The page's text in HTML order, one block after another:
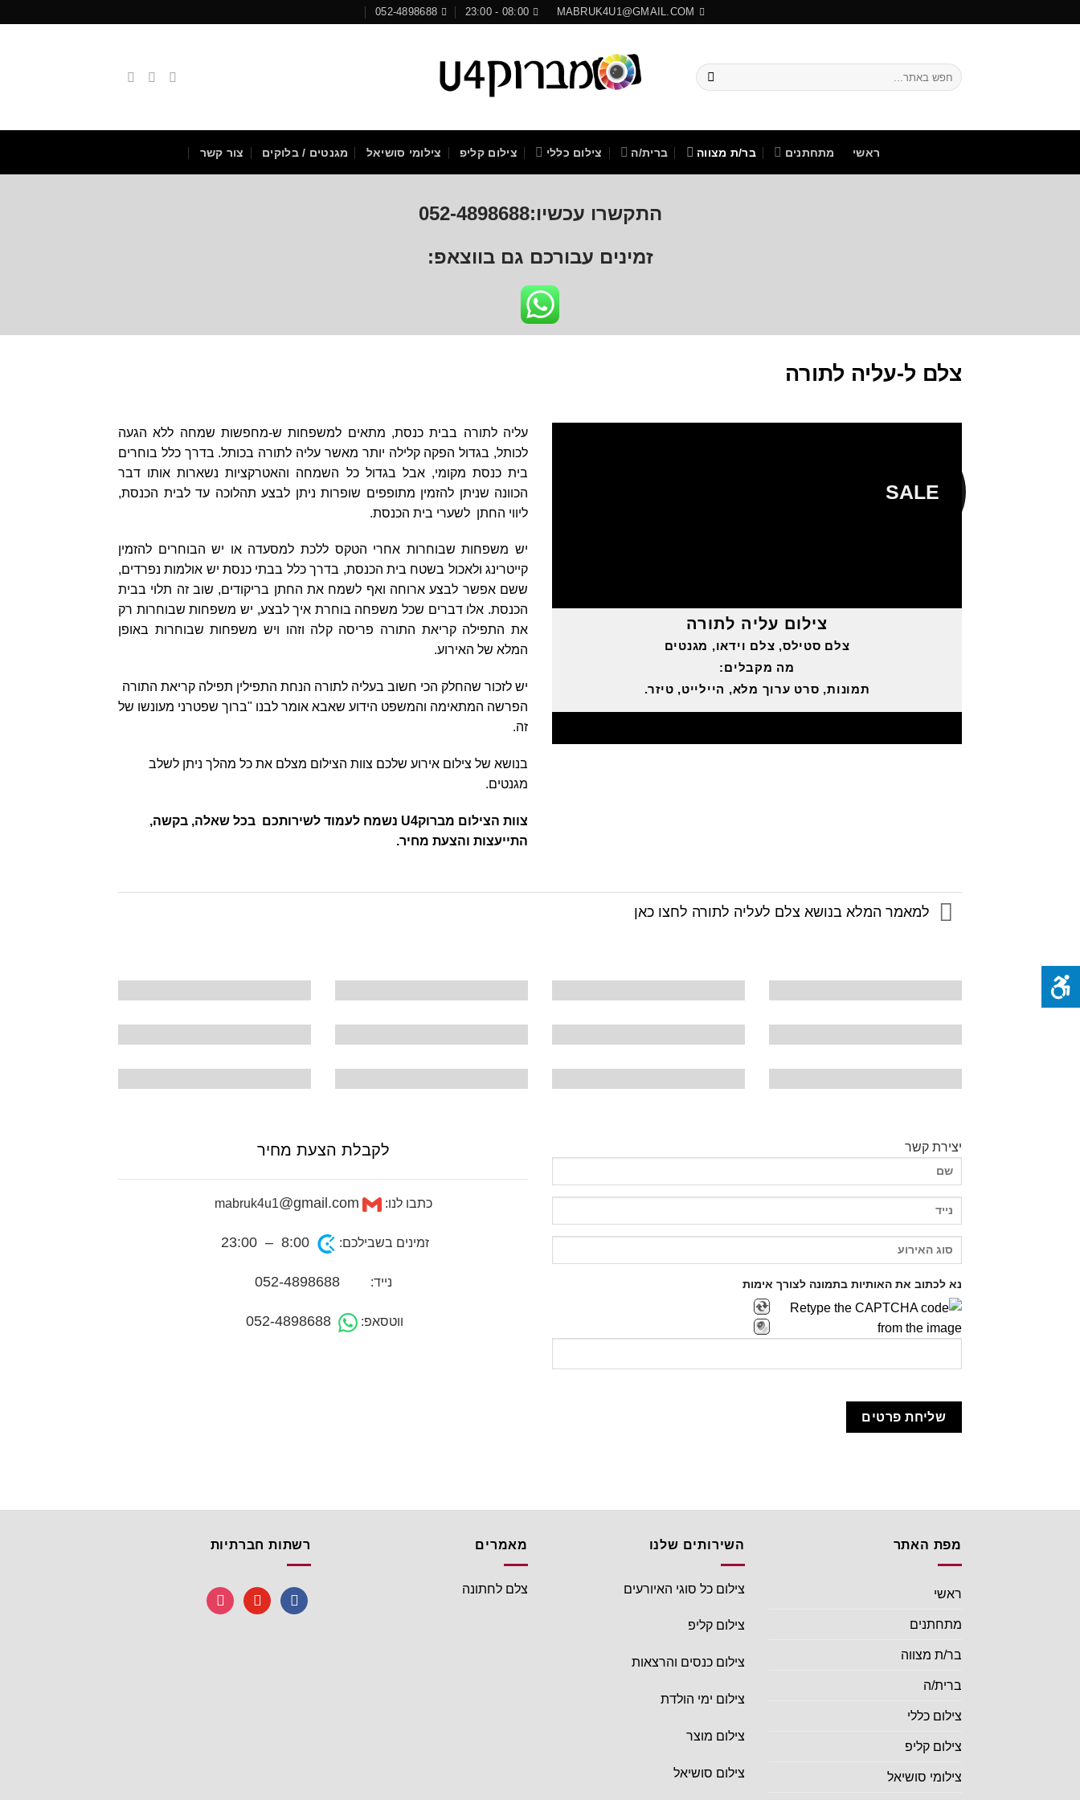
MABRUK4U1@GMAIL.COM
08:00 - 23:00
052-4898688
ראשי מתחתנים בר/ת מצווה ברית/ה צילום כללי צילום קליפ צילומי סושיאל מגנטים / בלוקים צור קשר
התקשרו עכשיו:052-4898688
זמינים עבורכם גם בווצאפ:
צלם ל-עליה לתורה
צילום עליה לתורה
צלם סטילס, צלם וידאו, מגנטים
מה מקבלים:
תמונות, סרט ערוך מלא, היילייט, טיזר.
SALE
עליה לתורה בבית כנסת, מתאים למשפחות ש-מחפשות שמחה ללא הגעה
לכותל, בגדול הפקה קלילה יותר מאשר עליה לתורה בכותל. בדרך כלל בוחרים
בית כנסת מקומי, אבל בגדול כל השמחה והאטרקציות נשארות אותו דבר
הכוונה שניתן להזמין מתופפים שופרות ניתן לבצע תהלוכה עד לבית הכנסת,
ליווי החתן לשערי בית הכנסת.
יש משפחות שבוחרות אחרי הטקס ללכת למסעדה או יש הבוחרים להזמין
קייטרינג ולאכול בשטח בית הכנסת, בדרך כלל בבתי כנסת יש אולמות נפרדים,
ששם אפשר לבצע ארוחה ואף לשמח את החתן בריקודים, שוב זה תלוי בבית
הכנסת. אלו דברים שכל משפחה בוחרת איך לבצע, יש משפחות שבוחרות רק
את התפילה קריאת התורה פריסה קלה וזהו ויש משפחות שבוחרות באופן
המלא של האירוע.
יש לזכור שהחלק הכי חשוב בעליה לתורה הנחת התפילין תפילה קריאת התורה
הפרשה המתאימה והמשפט הידוע שאבא אומר לבנו "ברוך שפטרני מעונשו של
זה.
בנושא של צילום אירוע שלכם צוות הצילום מצלם את כל מהלך ניתן לשלב
מגנטים.
צוות הצילום מברוקU4 נשמח לעמוד לשירותכם בכל שאלה, בקשה,
התייעצות והצעת מחיר.
למאמר המלא בנושא צלם לעליה לתורה לחצו כאן
יצירת קשר
נא לכתוב את האותיות בתמונה לצורך אימות
לקבלת הצעת מחיר
כתבו לנו: @gmail.com
זמינים בשבילכם: 8:00 – 23:00
נייד: 052-4898688
ווטסאפ:
מפת האתר
ראשי
מתחתנים
בר/ת מצווה
ברית/ה
צילום כללי
צילום קליפ
צילומי סושיאל
השירותים שלנו
צילום כל סוגי האיורעים
צילום קליפ
צילום כנסים והרצאות
צילום ימי הולדת
צילום מוצר
צילום סושיאל
מאמרים
צלם לחתונה
רשתות חברתיות
facebook
youtube
instagram